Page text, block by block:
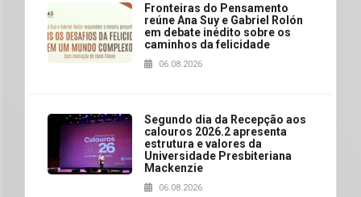
Fronteiras do Pensamento
reúne Ana Suy e Gabriel Rolón
em debate inédito sobre os
caminhos da felicidade
06.08.2026
Segundo dia da Recepção aos
calouros 2026.2 apresenta
estrutura e valores da
Universidade Presbiteriana
Mackenzie
06.08.2026